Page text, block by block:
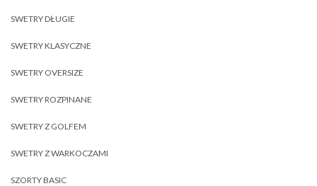
SWETRY DŁUGIE
SWETRY KLASYCZNE
SWETRY OVERSIZE
SWETRY ROZPINANE
SWETRY Z GOLFEM
SWETRY Z WARKOCZAMI
SZORTY BASIC